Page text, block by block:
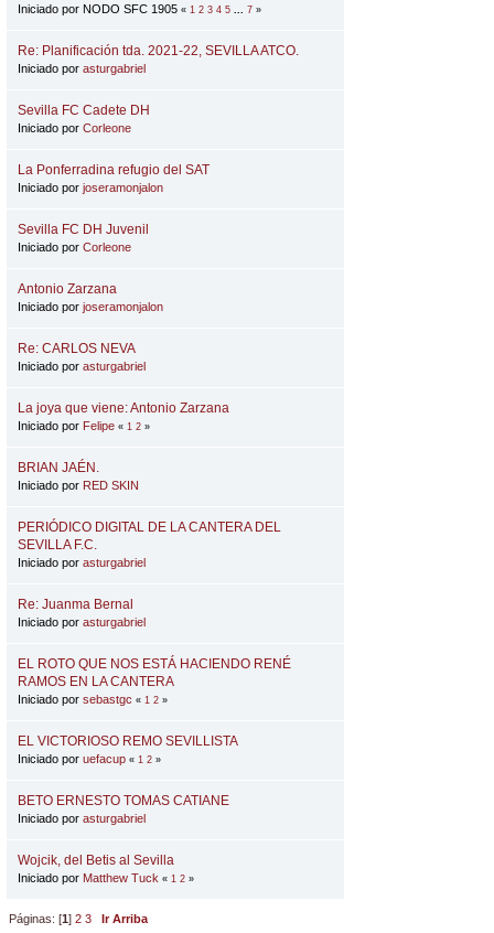
Iniciado por NODO SFC 1905 « 1 2 3 4 5 7 »
Re: Planificación tda. 2021-22, SEVILLA ATCO.
Iniciado por asturgabriel
Sevilla FC Cadete DH
Iniciado por Corleone
La Ponferradina refugio del SAT
Iniciado por joseramonjalon
Sevilla FC DH Juvenil
Iniciado por Corleone
Antonio Zarzana
Iniciado por joseramonjalon
Re: CARLOS NEVA
Iniciado por asturgabriel
La joya que viene: Antonio Zarzana
Iniciado por Felipe « 1 2 »
BRIAN JAÉN.
Iniciado por RED SKIN
PERIÓDICO DIGITAL DE LA CANTERA DEL
SEVILLA F.C.
Iniciado por asturgabriel
Re: Juanma Bernal
Iniciado por asturgabriel
EL ROTO QUE NOS ESTÁ HACIENDO RENÉ
RAMOS EN LA CANTERA
Iniciado por sebastgc « 1 2 »
EL VICTORIOSO REMO SEVILLISTA
Iniciado por uefacup « 1 2 »
BETO ERNESTO TOMAS CATIANE
Iniciado por asturgabriel
Wojcik, del Betis al Sevilla
Iniciado por Matthew Tuck « 1 2 »
Páginas: [1]2 3 Ir Arriba